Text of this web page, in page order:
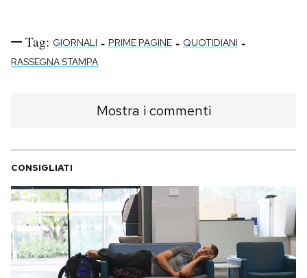
Tag: GIORNALI - PRIME PAGINE - QUOTIDIANI -
RASSEGNA STAMPA
Mostra i commenti
CONSIGLIATI